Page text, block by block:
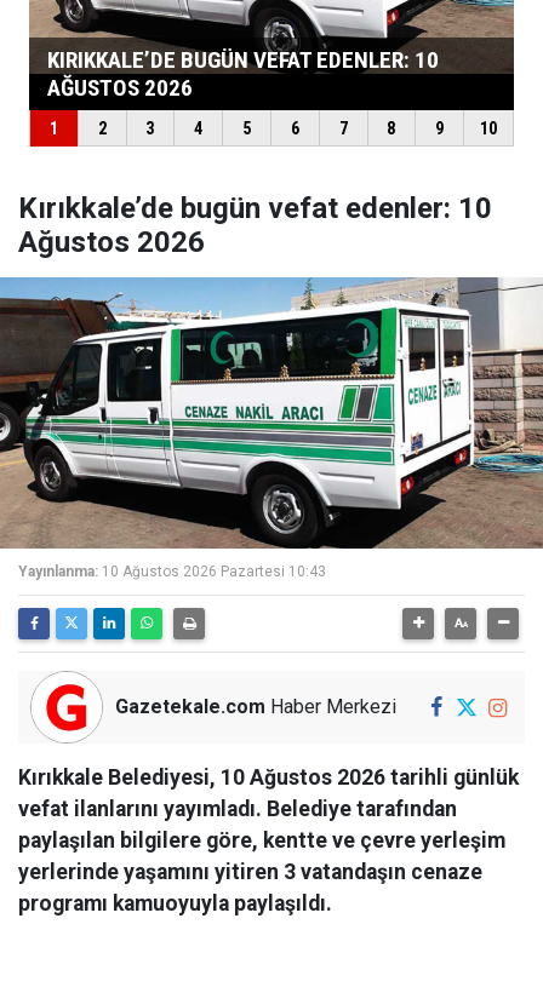
Kırıkkale’de bugün vefat edenler: 10
Ağustos 2026
Yayınlanma: 10 Ağustos 2026 Pazartesi 10:43
Gazetekale.com Haber Merkezi
Kırıkkale Belediyesi, 10 Ağustos 2026 tarihli günlük
vefat ilanlarını yayımladı. Belediye tarafından
paylaşılan bilgilere göre, kentte ve çevre yerleşim
yerlerinde yaşamını yitiren 3 vatandaşın cenaze
programı kamuoyuyla paylaşıldı.